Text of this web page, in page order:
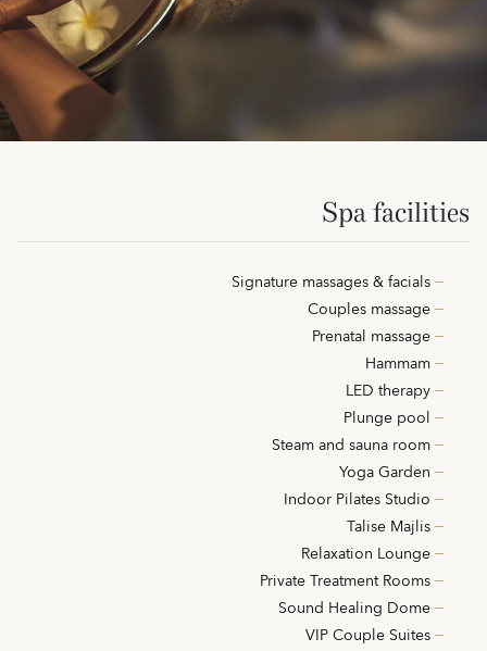
Spa facilities
Signature massages & facials
Couples massage
Prenatal massage
Hammam
LED therapy
Plunge pool
Steam and sauna room
Yoga Garden
Indoor Pilates Studio
Talise Majlis
Relaxation Lounge
Private Treatment Rooms
Sound Healing Dome
VIP Couple Suites